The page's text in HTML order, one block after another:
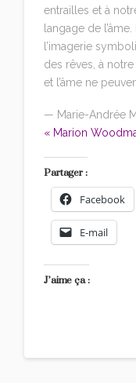
entrailles et à
langage de
l’imagerie
des rêves, à
et l’âme ne
— Marie-Andrée
« Marion
Partager :
Facebook
E-mail
J’aime ça :